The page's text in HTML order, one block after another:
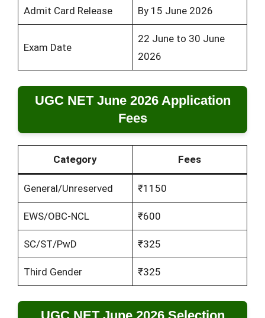
Admit Card Release By 15 June 2026
Exam Date
22 June to 30 June
2026
UGC NET June 2026 Application
Fees
Category Fees
General/Unreserved ₹1150
EWS/OBC-NCL ₹600
SC/ST/PwD ₹325
Third Gender ₹325